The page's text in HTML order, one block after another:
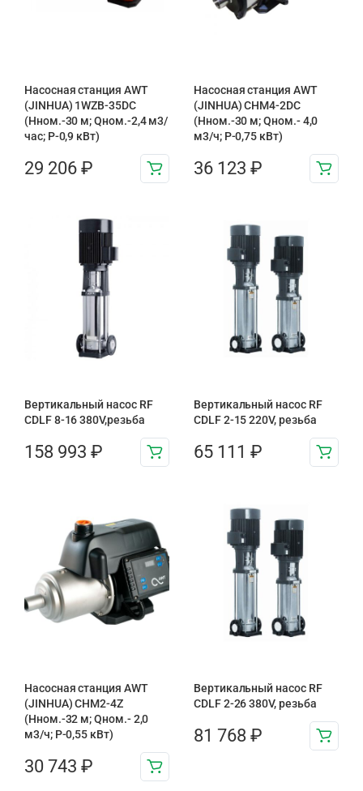
Насосная станция AWT
(JINHUA) 1WZB-35DC
(Нном.-30 м; Qном.-2,4 м3/
час; Р-0,9 кВт)
29 206 ₽
Насосная станция AWT
(JINHUA) CHM4-2DC
(Hном.-30 м; Qном.- 4,0
м3/ч; P-0,75 кВт)
36 123 ₽
Вертикальный насос RF
CDLF 8-16 380V,резьба
158 993 ₽
Вертикальный насос RF
CDLF 2-15 220V, резьба
65 111 ₽
Насосная станция AWT
(JINHUA) CHM2-4Z
(Hном.-32 м; Qном.- 2,0
м3/ч; P-0,55 кВт)
30 743 ₽
Вертикальный насос RF
CDLF 2-26 380V, резьба
81 768 ₽